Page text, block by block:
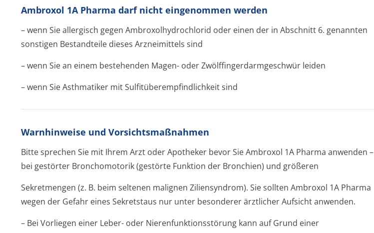
Ambroxol 1A Pharma darf nicht eingenommen werden
– wenn Sie allergisch gegen Ambroxolhydrochlo­rid oder einen der in Abschnitt 6. genannten
sonstigen Bestandteile dieses Arzneimittels sind
– wenn Sie an einem bestehenden Magen- oder Zwölffingerdar­mgeschwür lei­den
– wenn Sie Asthmatiker mit Sulfitüberempfin­dlichkeit sind
Warnhinweise und Vorsichtsmaßnahmen
Bitte sprechen Sie mit Ihrem Arzt oder Apotheker bevor Sie Ambroxol 1A Pharma anwenden –
bei gestörter Bronchomotorik (gestörte Funktion der Bronchien) und größeren
Sekretmengen (z. B. beim seltenen malignen Ziliensyndrom). Sie sollten Ambroxol 1A Pharma
wegen der Gefahr eines Sekretstaus nur unter besonderer ärztlicher Aufsicht anwenden.
– Bei Vorliegen einer Leber- oder Nierenfunktion­sstörung kann auf Grund einer